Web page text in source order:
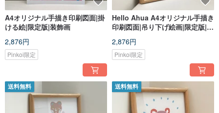
A4オリジナル手描き印刷図面|掛
ける絵|限定版|装飾画
2,876円
Pinkoi限定
Hello Ahua A4オリジナル手描き
印刷図面|吊り下げ絵画|限定版|装
2,876円
Pinkoi限定
送料無料 送料無料